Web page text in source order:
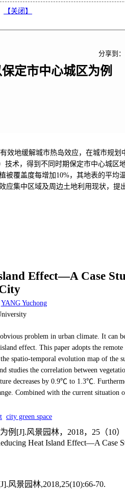
【关闭 】
分享到：
定市中心城区为例
地缓解城市热岛效应，在城市规
术，得到不同时期保定市中心城区
被覆盖度每增加10%，其地表的平
集中区域及周边土地利用现状，
Effect—A Case
YANG Yuchong
problem in urban climate. It can
effect. This paper adopts the remote
spatio-temporal evolution map of the
the correlation between
decreases by 0.9℃ to 1.3℃.
Combined with the current
city green space
[J].风景园林，2018，25（10）
Heat Island Effect—A Case
风景园林,2018,25(10):66-70.